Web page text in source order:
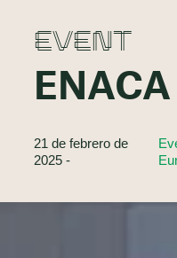
EVENT
ENACA
21 de febrero de
2025 -